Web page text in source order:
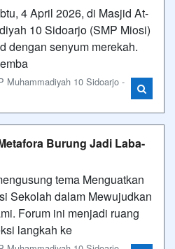
4 April 2026, di Masjid At-
10 Sidoarjo (SMP Miosi)
dengan senyum merekah.
Muhammadiyah 10 Sidoarjo -
Burung Jadi Laba-
tema Menguatkan
Sekolah dalam Mewujudkan
Forum ini menjadi ruang
langkah ke